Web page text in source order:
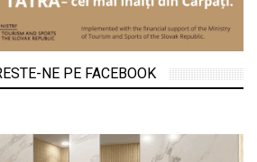
NE PE FACEBOOK